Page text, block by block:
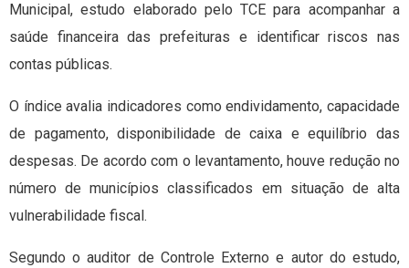
Municipal, estudo elaborado pelo TCE para acompanhar a
saúde financeira das prefeituras e identificar riscos nas
contas públicas.
O índice avalia indicadores como endividamento, capacidade
de pagamento, disponibilidade de caixa e equilíbrio das
despesas. De acordo com o levantamento, houve redução no
número de municípios classificados em situação de alta
vulnerabilidade fiscal.
Segundo o auditor de Controle Externo e autor do estudo,